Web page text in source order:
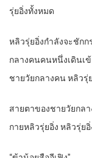
รุ่ยอิ่งทั้งหมด
หลิวรุ่ยอิ่งกำลังจะชัก
กลางคนคนหนึ่งเดินเ
ชายวัยกลางคน หลิว
สายตาของชายวัยกล
กายหลิวรุ่ยอิ่ง หลิวรุ่ย